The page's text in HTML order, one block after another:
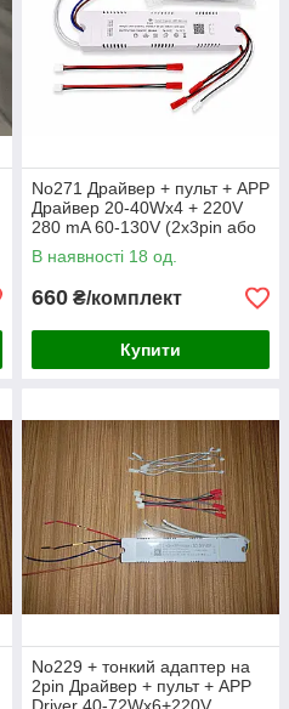
No271 Драйвер + пульт + APP
Драйвер 20-40Wx4 + 220V
280 mA 60-130V (2x3pin або
4x2pin)
В наявності 18 од.
660 ₴/комплект
Купити
No229 + тонкий адаптер на
2pin Драйвер + пульт + APP